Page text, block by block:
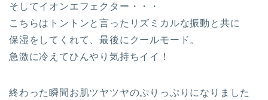
そしてイオンエフェクター・・・
こちらはトントンと言ったリズミカルな振動と共に
保湿をしてくれて、最後にクールモード。
急激に冷えてひんやり気持ちイイ！
終わった瞬間お肌ツヤツヤのぷりっぷりになりました